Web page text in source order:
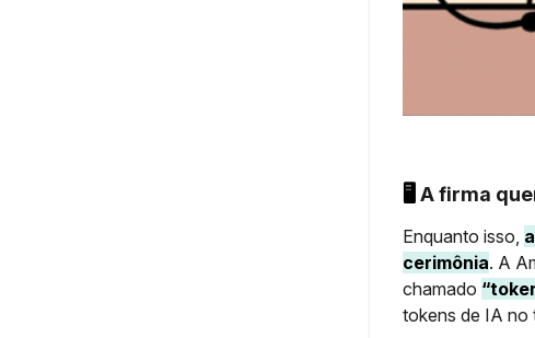
🖥️ A firma
Enquanto isso,
cerimônia. A
chamado
tokens de IA no